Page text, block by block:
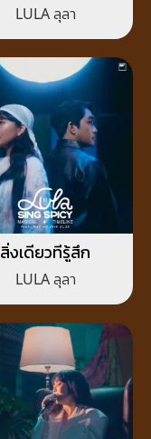
LULA ลุลา
สิ่งเดียวทีรู้สึก
LULA ลุลา